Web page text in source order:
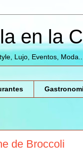
en la
Lujo, Eventos,
de Broccoli